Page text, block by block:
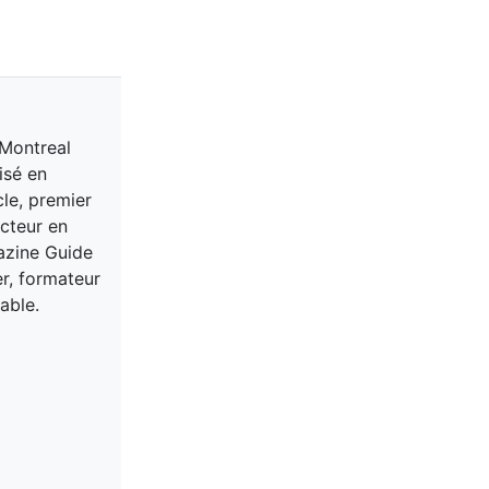
en
premier
en
Guide
formateur